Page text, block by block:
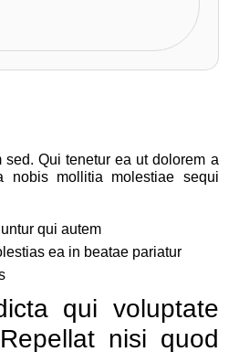
Qui tenetur ea ut dolorem a
nobis mollitia molestiae sequi
qui autem
ea in beatae pariatur
qui voluptate
nisi quod